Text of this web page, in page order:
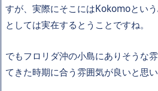
すが、実際にそこにはKokomoとい
としては実在するとうことですね。
でもフロリダ沖の小島にありそうな
てきた時期に合う雰囲気が良いと思い